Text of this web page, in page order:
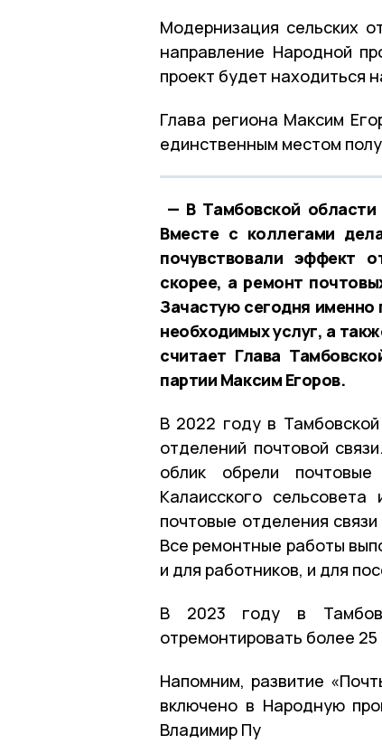
Модернизация сельских
направление Народной
проект будет находиться
Глава региона Максим
единственным местом
— В Тамбовской
Вместе с коллегами
почувствовали эффект
скорее, а ремонт
Зачастую сегодня
необходимых услуг, а
считает Глава
партии Максим Егоров.
В 2022 году в
отделений почтовой
облик обрели
Калаисского
почтовые отделения
Все ремонтные работы
и для работников, и для
В 2023 году в
отремонтировать более
Напомним, развитие
включено в Народную
Владимир Пу